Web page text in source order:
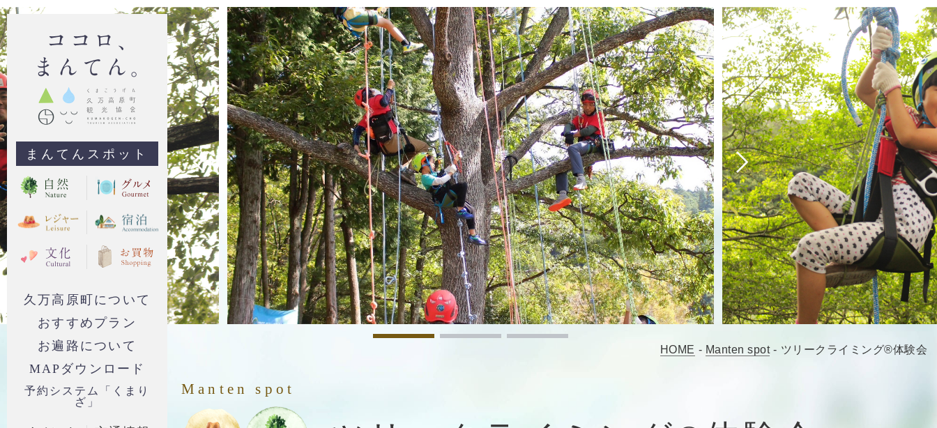
まんてんスポット
久万高原町について
おすすめプラン
お遍路について
MAPダウンロード
予約システム「くまり
ざ」
HOME - Manten spot - ツリークライミング®体験会
Manten spot